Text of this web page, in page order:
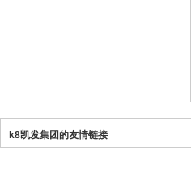
k8凯发集团的友情链接